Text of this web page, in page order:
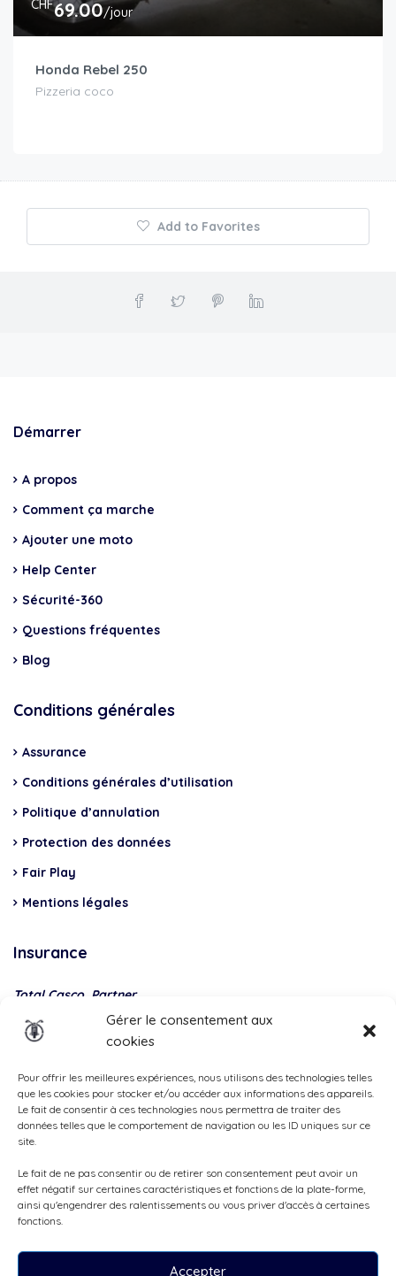
Gérer le consentement aux
cookies
Pour offrir les meilleures expériences, nous utilisons des technologies telles
que les cookies pour stocker et/ou accéder aux informations des appareils.
Le fait de consentir à ces technologies nous permettra de traiter des
données telles que le comportement de navigation ou les ID uniques sur ce
site.
Le fait de ne pas consentir ou de retirer son consentement peut avoir un
effet négatif sur certaines caractéristiques et fonctions de la plate-forme,
ainsi qu'engendrer des ralentissements ou vous priver d'accès à certaines
fonctions.
Accepter
CHF69.00/jour
Honda Rebel 250
Pizzeria coco
Add to Favorites
Démarrer
A propos
Comment ça marche
Ajouter une moto
Help Center
Sécurité-360
Questions fréquentes
Blog
Conditions générales
Assurance
Conditions générales d’utilisation
Politique d’annulation
Protection des données
Fair Play
Mentions légales
Insurance
Total Casco, Partner
payment